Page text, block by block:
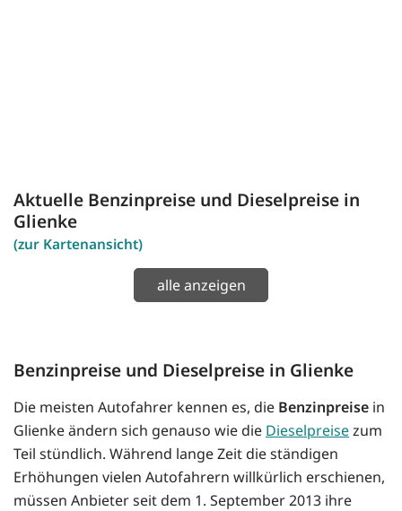
Aktuelle Benzinpreise und Dieselpreise in
Glienke
(zur Kartenansicht)
alle anzeigen
Benzinpreise und Dieselpreise in Glienke
Die meisten Autofahrer kennen es, die Benzinpreise in
Glienke ändern sich genauso wie die Dieselpreisezum
Teil stündlich. Während lange Zeit die ständigen
Erhöhungen vielen Autofahrern willkürlich erschienen,
müssen Anbieter seit dem 1. September 2013 ihre